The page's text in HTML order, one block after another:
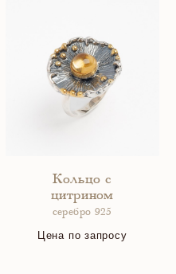
Кольцо с
цитрином
серебро 925
Цена по запросу